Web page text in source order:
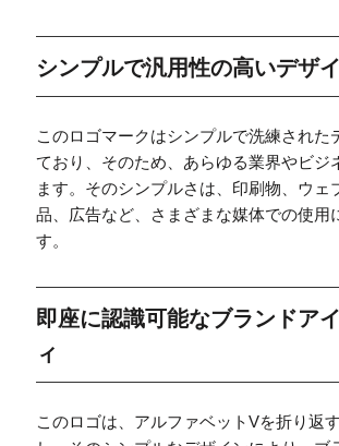
シンプルで汎用性の高いデザ
このロゴマークはシンプルで洗練された
ており、そのため、あらゆる業界やビジ
ます。そのシンプルさは、印刷物、ウェ
品、広告など、さまざまな媒体での使用
す。
即座に認識可能なブランドア
ィ
このロゴは、アルファベットVを折り返